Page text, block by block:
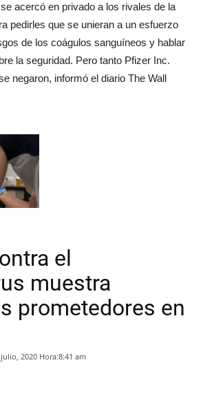
acercó en privado a los rivales de la
pedirles que se unieran a un esfuerzo
de los coágulos sanguíneos y hablar
la seguridad. Pero tanto Pfizer Inc.
negaron, informó el diario The Wall
el
muestra
prometedores en
2020 Hora:8:41 am